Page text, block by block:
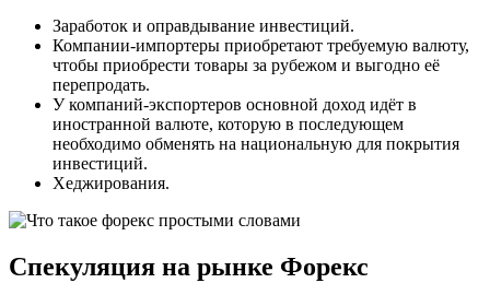
Заработок и оправдывание инвестиций.
Компании-импортеры приобретают требуемую валюту,
чтобы приобрести товары за рубежом и выгодно её
перепродать.
У компаний-экспортеров основной доход идёт в
иностранной валюте, которую в последующем
необходимо обменять на национальную для покрытия
инвестиций.
Хеджирования.
Спекуляция на рынке Форекс